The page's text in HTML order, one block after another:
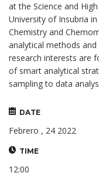
at the Science and
University of Insubria
Chemistry and
analytical methods
research interests are
of smart analytical
sampling to data
DATE
Febrero , 24 2022
TIME
12:00